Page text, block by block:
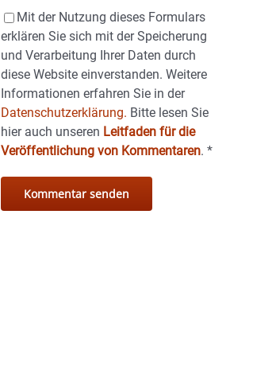
Mit der Nutzung dieses Formulars
erklären Sie sich mit der Speicherung
und Verarbeitung Ihrer Daten durch
diese Website einverstanden. Weitere
Informationen erfahren Sie in der
Datenschutzerklärung. Bitte lesen Sie
hier auch unseren Leitfaden für die
Veröffentlichung von Kommentaren.*